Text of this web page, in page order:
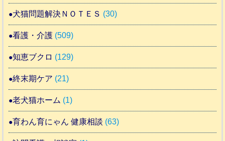
犬猫問題解決ＮＯＴＥＳ (30)
看護・介護 (509)
知恵ブクロ (129)
終末期ケア (21)
老犬猫ホーム (1)
育わん育にゃん 健康相談 (63)